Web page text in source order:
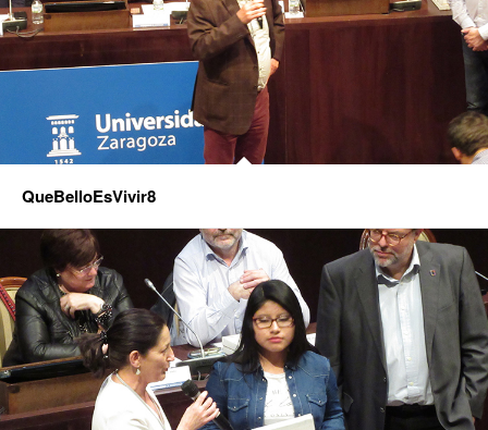
QueBelloEsVivir8